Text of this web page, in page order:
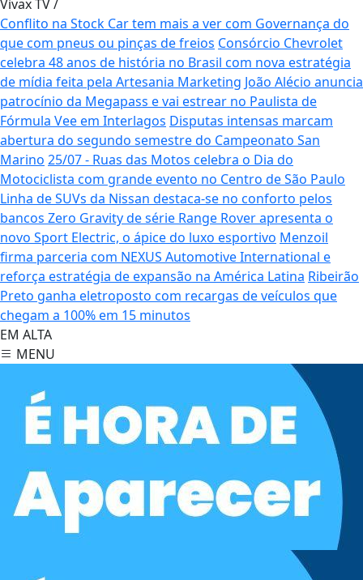
Vivax TV/
Conflito na Stock Car tem mais a ver com Governança do
que com pneus ou pinças de freios Consórcio Chevrolet
celebra 48 anos de história no Brasil com nova estratégia
de mídia feita pela Artesania Marketing João Alécio anuncia
patrocínio da Megapass e vai estrear no Paulista de
Fórmula Vee em Interlagos Disputas intensas marcam
abertura do segundo semestre do Campeonato San
Marino 25/07 - Ruas das Motos celebra o Dia do
Motociclista com grande evento no Centro de São Paulo
Linha de SUVs da Nissan destaca-se no conforto pelos
bancos Zero Gravity de série Range Rover apresenta o
novo Sport Electric, o ápice do luxo esportivo Menzoil
firma parceria com NEXUS Automotive International e
reforça estratégia de expansão na América Latina Ribeirão
Preto ganha eletroposto com recargas de veículos que
chegam a 100% em 15 minutos
EM ALTA
MENU